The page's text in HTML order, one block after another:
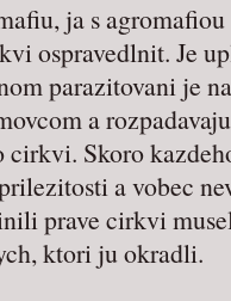
ja s
ospravedlnit. Je
parazitovani je
a
Skoro
a vobec
prave cirkvi
ktori ju okradli.